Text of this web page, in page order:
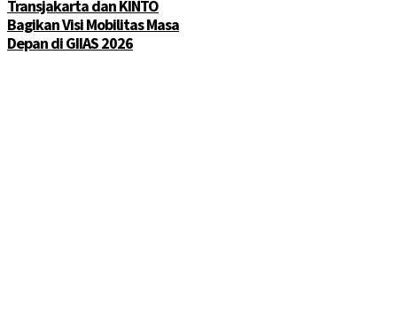
Transjakarta dan KINTO
Bagikan Visi Mobilitas Masa
Depan di GIIAS 2026